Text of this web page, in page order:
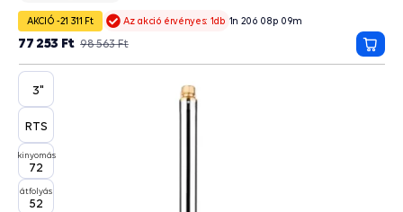
AKCIÓ -21 311 Ft Az akció érvényes: 1db 1n 20ó 08p 09m
98 563 Ft
77 253 Ft
3"
RTS
kinyomás
72
átfolyás
52